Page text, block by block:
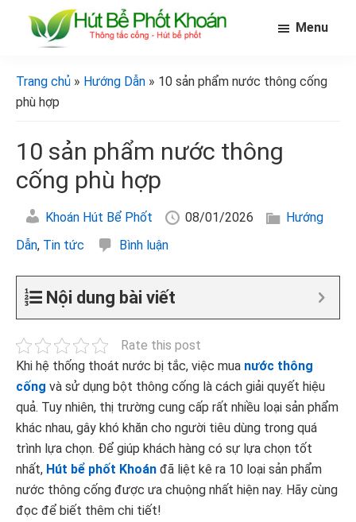
phốt
khoán]
bể
phốt
Menu
Trang chủ » Hướng Dẫn » 10 sản phẩm nước thông cống
phù hợp
10 sản phẩm nước thông
cống phù hợp
Khoán Hút Bể Phốt 08/01/2026
Hướng
Dẫn, Tin tức Bình luận
Nội dung bài viết
Rate this post
Khi hệ thống thoát nước bị tắc, việc mua nước thông
cống và sử dụng bột thông cống là cách giải quyết hiệu
quả. Tuy nhiên, thị trường cung cấp rất nhiều loại sản phẩm
khác nhau, gây khó khăn cho người tiêu dùng trong quá
trình lựa chọn. Để giúp khách hàng có sự lựa chọn tốt
nhất, Hút bể phốt Khoán đã liệt kê ra 10 loại sản phẩm
nước thông cống được ưa chuộng nhất hiện nay. Hãy cùng
đọc để biết thêm chi tiết!